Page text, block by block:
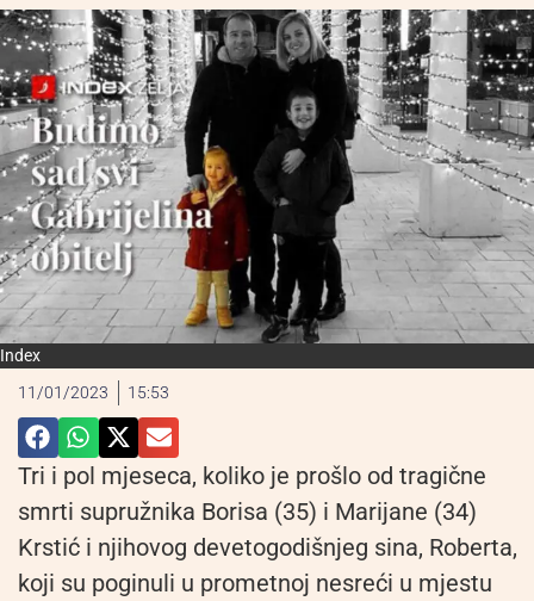
Index
11/01/2023
15:53
Tri i pol mjeseca, koliko je prošlo od tragične
smrti supružnika Borisa (35) i Marijane (34)
Krstić i njihovog devetogodišnjeg sina, Roberta,
koji su poginuli u prometnoj nesreći u mjestu